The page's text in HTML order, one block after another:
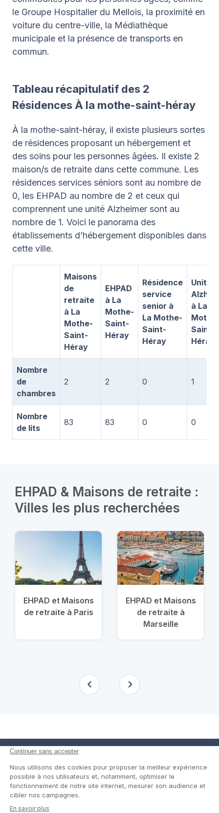
le Groupe Hospitalier du Mellois, la proximité en
voiture du centre-ville, la Médiathèque
municipale et la présence de transports en
commun.
Tableau récapitulatif des 2
Résidences À la mothe-saint-héray
À la mothe-saint-héray, il existe plusieurs sortes
de résidences proposant un hébergement et
des soins pour les personnes âgées. Il existe 2
maison/s de retraite dans cette commune. Les
résidences services séniors sont au nombre de
0, les EHPAD au nombre de 2 et ceux qui
comprennent une unité Alzheimer sont au
nombre de 1. Voici le panorama des
établissements d’hébergement disponibles dans
cette ville.
Maisons
de
retraite
à La
Mothe-
Saint-
Héray
EHPAD
à La
Mothe-
Saint-
Héray
Résidence
service
senior à
La Mothe-
Saint-
Héray
Unité
à La
Saint-
Héray
Nombre
de
chambres
2 2 0 1
Nombre
de lits
83 83 0 0
EHPAD & Maisons de retraite :
Villes les plus recherchées
EHPAD et Maisons
de retraite à Paris
EHPAD et Maisons
de retraite à
Marseille
Comment ça marche ?
Un service de confiance
Contact
Facebook
Twitter